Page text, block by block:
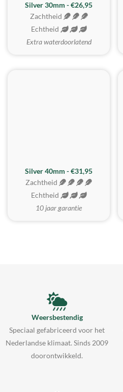
Silver 30mm - €26,95
Zachtheid
Echtheid
Extra waterdoorlatend
Silver 40mm - €31,95
Zachtheid
Echtheid
10 jaar garantie
Weersbestendig
Speciaal gefabriceerd voor het
Nederlandse klimaat. Sinds 2009
doorontwikkeld.